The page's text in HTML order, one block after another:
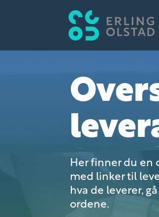
Her finner du en
med linker til
hva de leverer,
ordene.